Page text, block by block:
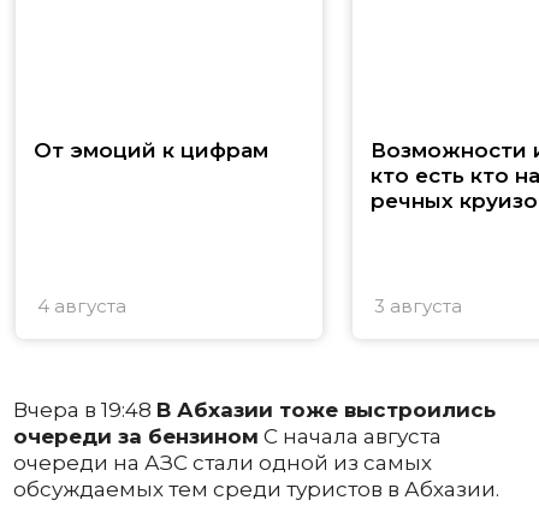
От эмоций к цифрам
4 августа
Возможности
кто есть кто
речных
3 августа
Вчера в 19:48 В Абхазии тоже выстроились
очереди за бензином С начала августа
очереди на АЗС стали одной из самых
обсуждаемых тем среди туристов в Абхазии.